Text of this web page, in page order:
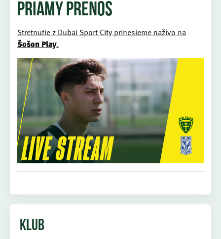
Priamy prenos
Stretnutie z Dubai Sport City prinesieme naživo na
Šošon Play.
KLUB